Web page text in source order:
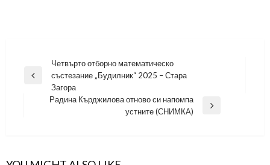
Навигация
Previous
Четвърто отборно математическо
състезание „Будилник“ 2025 – Стара
Загора
Радина Кърджилова отново си напомпа
устните (СНИМКА)